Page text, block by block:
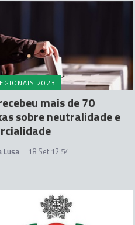
2023
mais de 70
sobre neutralidade e
Lusa 18 Set 12:54